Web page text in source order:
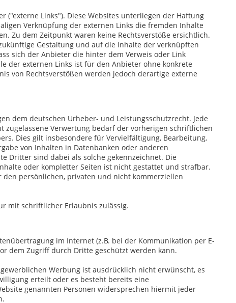
("externe Links"). Diese Websites unterliegen der Haftung
Verknüpfung der externen Links die fremden Inhalte
Zu dem Zeitpunkt waren keine Rechtsverstöße ersichtlich.
Gestaltung und auf die Inhalte der verknüpften
sich der Anbieter die hinter dem Verweis oder Link
der externen Links ist für den Anbieter ohne konkrete
von Rechtsverstößen werden jedoch derartige externe
dem deutschen Urheber- und Leistungsschutzrecht. Jede
Verwertung bedarf der vorherigen schriftlichen
Dies gilt insbesondere für Vervielfältigung, Bearbeitung,
von Inhalten in Datenbanken oder anderen
Dritter sind dabei als solche gekennzeichnet. Die
oder kompletter Seiten ist nicht gestattet und strafbar.
persönlichen, privaten und nicht kommerziellen
mit schriftlicher Erlaubnis zulässig.
im Internet (z.B. bei der Kommunikation per E-
dem Zugriff durch Dritte geschützt werden kann.
Werbung ist ausdrücklich nicht erwünscht, es
erteilt oder es besteht bereits eine
genannten Personen widersprechen hiermit jeder